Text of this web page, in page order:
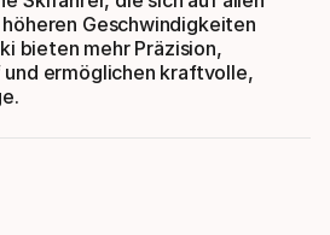
Geschwindigkeiten
bieten mehr Präzision,
ermöglichen kraftvolle,